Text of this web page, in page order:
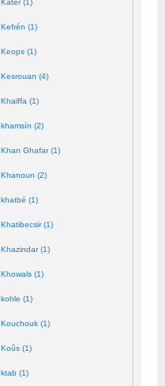
Kater (1)
Kefrén (1)
Keops (1)
Kesrouan (4)
Khaiffa (1)
khamsín (2)
Khan Ghafar (1)
Khanoun (2)
khatbé (1)
Khatibecsir (1)
Khazindar (1)
Khowals (1)
kohle (1)
Kouchouk (1)
Koûs (1)
ktab (1)